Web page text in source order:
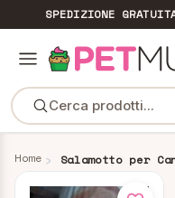
SPEDIZIONE
Cerca prodotti...
Home